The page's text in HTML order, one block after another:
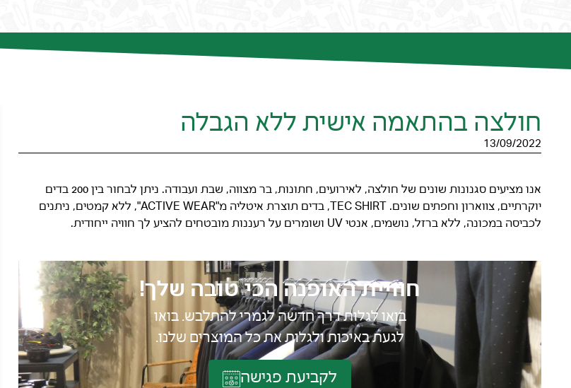
חולצה בהתאמה אישית ללא הגבלה
13/09/2022
אנו מציעים סגנונות שונים של חולצה, לאירועים, חתונות, בר מצווה, שבת ועבודה. ניתן לבחור בין 200 בדים
יוקרתיים, צווארון וחפתים שונים. TEC SHIRT, בדים תוצרת איטליה מ"ACTIVE WEAR", ללא קמטים, ניתנים
לכביסה במכונה, ללא ברזל, נושמים, אנטי UV ושומרים על רעננות מובטחים להציע לך חוויה ייחודית.
חוויית האופנה הכי טובה שלך!
בואו לגלות דרך חדשה לגמרי להתלבש. בואו
לגעת באיכות ולגלות את כל המוצרים שלנו.
לקביעת פגישה